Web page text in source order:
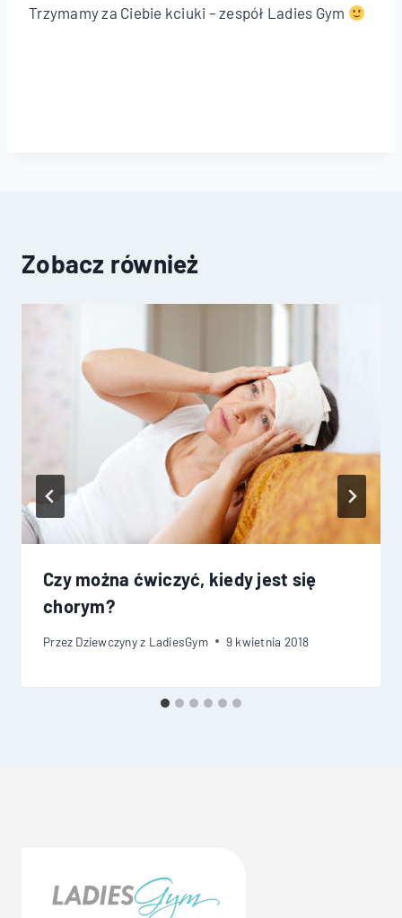
Trzymamy za Ciebie kciuki – zespół Ladies Gym
Zobacz również
Czy można ćwiczyć, kiedy jest się
chorym?
Przez Dziewczyny z LadiesGym 9 kwietnia 2018